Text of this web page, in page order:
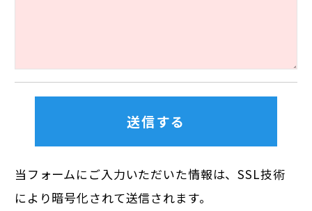
当フォームにご入力いただいた情報は、SSL技術
により暗号化されて送信されます。